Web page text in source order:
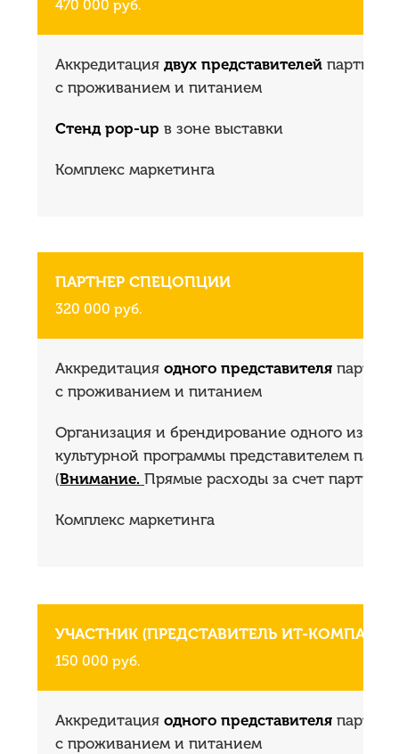
470 000 руб.
Аккредитация двух представителей партнера
с проживанием и питанием
Стенд pop-up в зоне выставки
Комплекс маркетинга
ПАРТНЕР СПЕЦОПЦИИ
320 000 руб.
Аккредитация одного представителя
с проживанием и питанием
Организация и брендирование одного из
культурной программы представителем
(Внимание. Прямые расходы за счет
Комплекс маркетинга
УЧАСТНИК (ПРЕДСТАВИТЕЛЬ ИТ-
150 000 руб.
Аккредитация одного представителя
с проживанием и питанием